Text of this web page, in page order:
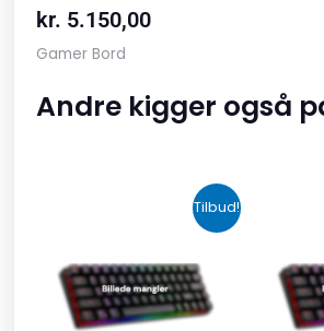
kr. 5.150,00
Gamer Bord
Andre kigger også
Tilbud!
oprindelige
pris
var:
kr. 2.190,00.
Den
aktuelle
pris
er:
kr. 1.465,00.